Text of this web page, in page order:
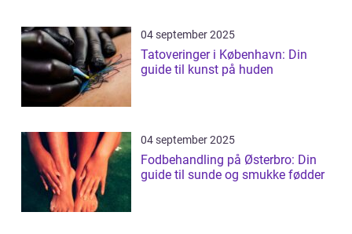
04 september 2025
Tatoveringer i København: Din
guide til kunst på huden
04 september 2025
Fodbehandling på Østerbro: Din
guide til sunde og smukke fødder